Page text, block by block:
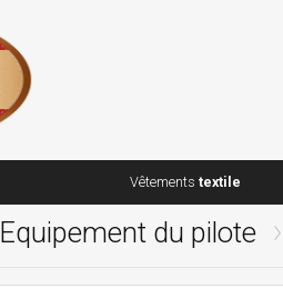
Vêtements textile
Equipement du pilote